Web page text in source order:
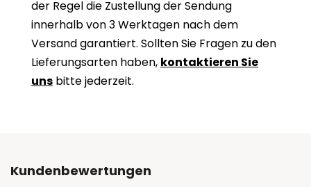
der Regel die Zustellung der Sendung
innerhalb von 3 Werktagen nach dem
Versand garantiert. Sollten Sie Fragen zu den
Lieferungsarten haben, kontaktieren Sie
uns bitte jederzeit.
Kundenbewertungen